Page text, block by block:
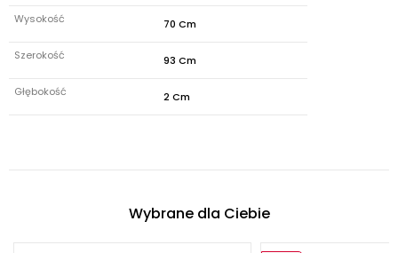
Wysokość 70 Cm
Szerokość 93 Cm
Głębokość 2 Cm
Wybrane dla Ciebie